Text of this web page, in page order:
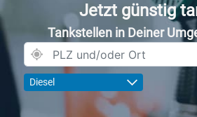
Jetzt günstig
Tankstellen in Deiner
Diesel